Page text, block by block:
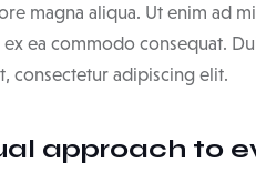
magna aliqua. Ut enim ad
ex ea commodo consequat.
consectetur adipiscing elit.
approach to